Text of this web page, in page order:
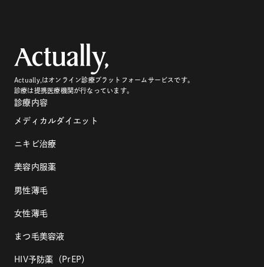
Actually,はオンライン診療プラットフォームサービスです。
診療は提携医療機関が行なっています。
診療内容
メディカルダイエット
ニキビ治療
美容内服薬
男性薄毛
女性薄毛
まつ毛美容液
HIV予防薬（PrEP）